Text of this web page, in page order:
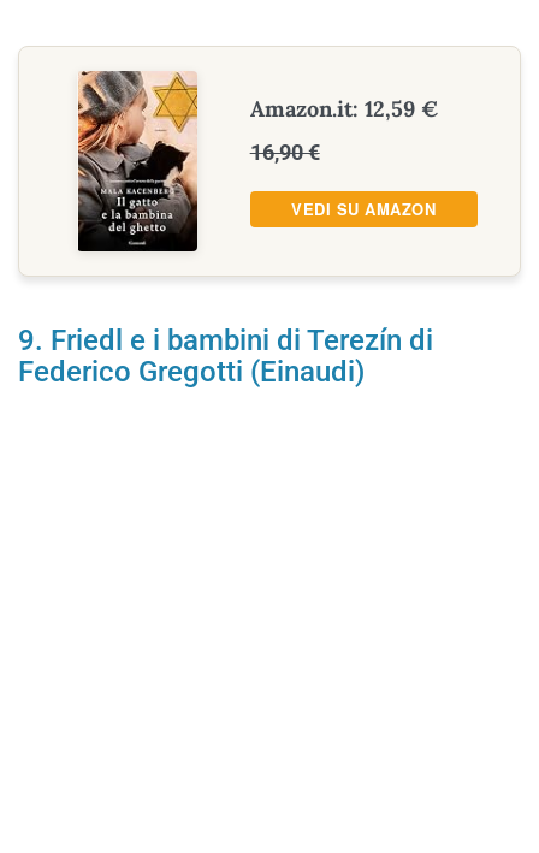
Amazon.it: 12,59 €
16,90 €
VEDI SU AMAZON
9. Friedl e i bambini di Terezín di
Federico Gregotti (Einaudi)